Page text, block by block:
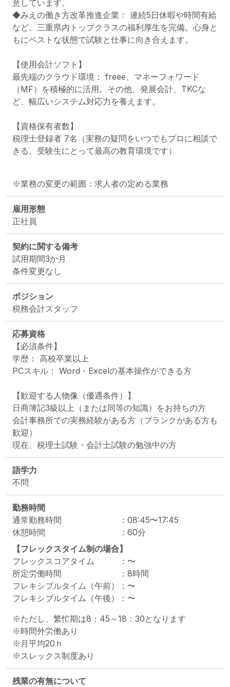
意しています。
◆みえの働き方改革推進企業： 連続5日休暇や時間有給
など、三重県内トップクラスの福利厚生を完備。心身と
もにベストな状態で試験と仕事に向き合えます。
【使用会計ソフト】
最先端のクラウド環境： freee、マネーフォワード
（MF）を積極的に活用。その他、発展会計、TKCな
ど、幅広いシステム対応力を養えます。
【資格保有者数】
税理士登録者 7名（実務の疑問をいつでもプロに相談で
きる、受験生にとって最高の教育環境です）
※業務の変更の範囲：求人者の定める業務
雇用形態
正社員
契約に関する備考
試用期間3か月
条件変更なし
ポジション
税務会計スタッフ
応募資格
【必須条件】
学歴： 高校卒業以上
PCスキル： Word・Excelの基本操作ができる方
【歓迎する人物像（優遇条件）】
日商簿記3級以上（または同等の知識）をお持ちの方
会計事務所での実務経験がある方（ブランクがある方も
歓迎）
現在、税理士試験・会計士試験の勉強中の方
語学力
不問
勤務時間
通常勤務時間
： 08:45〜17:45
休憩時間
： 60分
【フレックスタイム制の場合】
フレックスコアタイム
： 〜
所定労働時間
： 8時間
フレキシブルタイム（午前）
： 〜
フレキシブルタイム（午後）
： 〜
※ただし、繁忙期は8：45～18：30となります
※時間外労働あり
※月平均20ｈ
※スレックス制度あり
残業の有無について